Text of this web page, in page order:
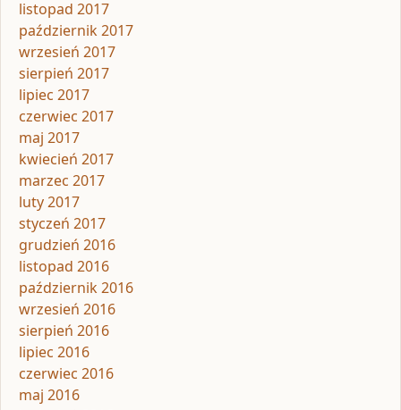
listopad 2017
październik 2017
wrzesień 2017
sierpień 2017
lipiec 2017
czerwiec 2017
maj 2017
kwiecień 2017
marzec 2017
luty 2017
styczeń 2017
grudzień 2016
listopad 2016
październik 2016
wrzesień 2016
sierpień 2016
lipiec 2016
czerwiec 2016
maj 2016